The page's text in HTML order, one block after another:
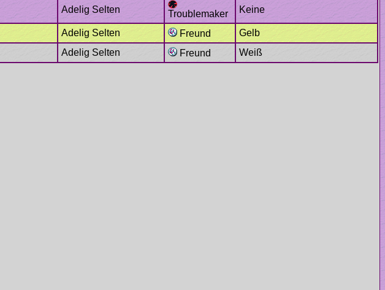
Troublemaker Keine
Freund
Gelb
Freund
Weiß